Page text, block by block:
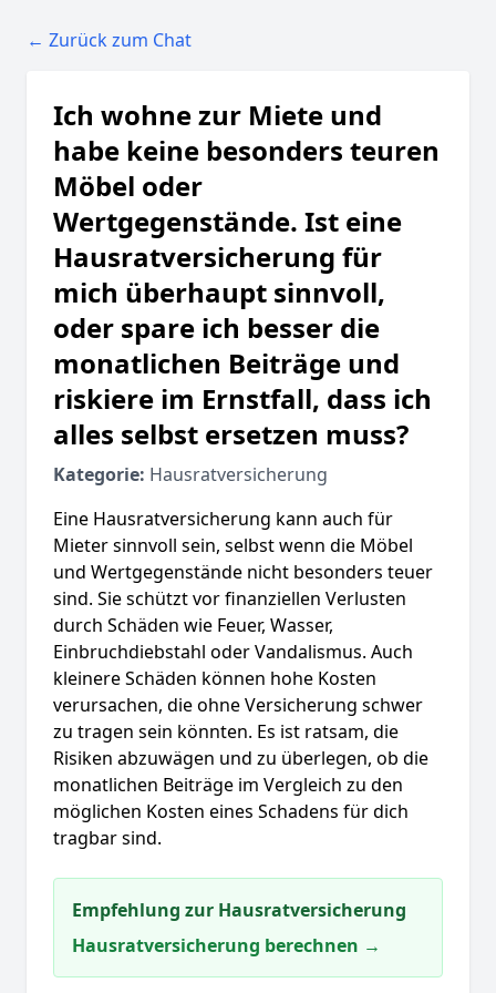
← Zurück zum Chat
Ich wohne zur Miete und
habe keine besonders teuren
Möbel oder
Wertgegenstände. Ist eine
Hausratversicherung für
mich überhaupt sinnvoll,
oder spare ich besser die
monatlichen Beiträge und
riskiere im Ernstfall, dass ich
alles selbst ersetzen muss?
Kategorie: Hausratversicherung
Eine Hausratversicherung kann auch für
Mieter sinnvoll sein, selbst wenn die Möbel
und Wertgegenstände nicht besonders teuer
sind. Sie schützt vor finanziellen Verlusten
durch Schäden wie Feuer, Wasser,
Einbruchdiebstahl oder Vandalismus. Auch
kleinere Schäden können hohe Kosten
verursachen, die ohne Versicherung schwer
zu tragen sein könnten. Es ist ratsam, die
Risiken abzuwägen und zu überlegen, ob die
monatlichen Beiträge im Vergleich zu den
möglichen Kosten eines Schadens für dich
tragbar sind.
Empfehlung zur Hausratversicherung
Hausratversicherung berechnen →